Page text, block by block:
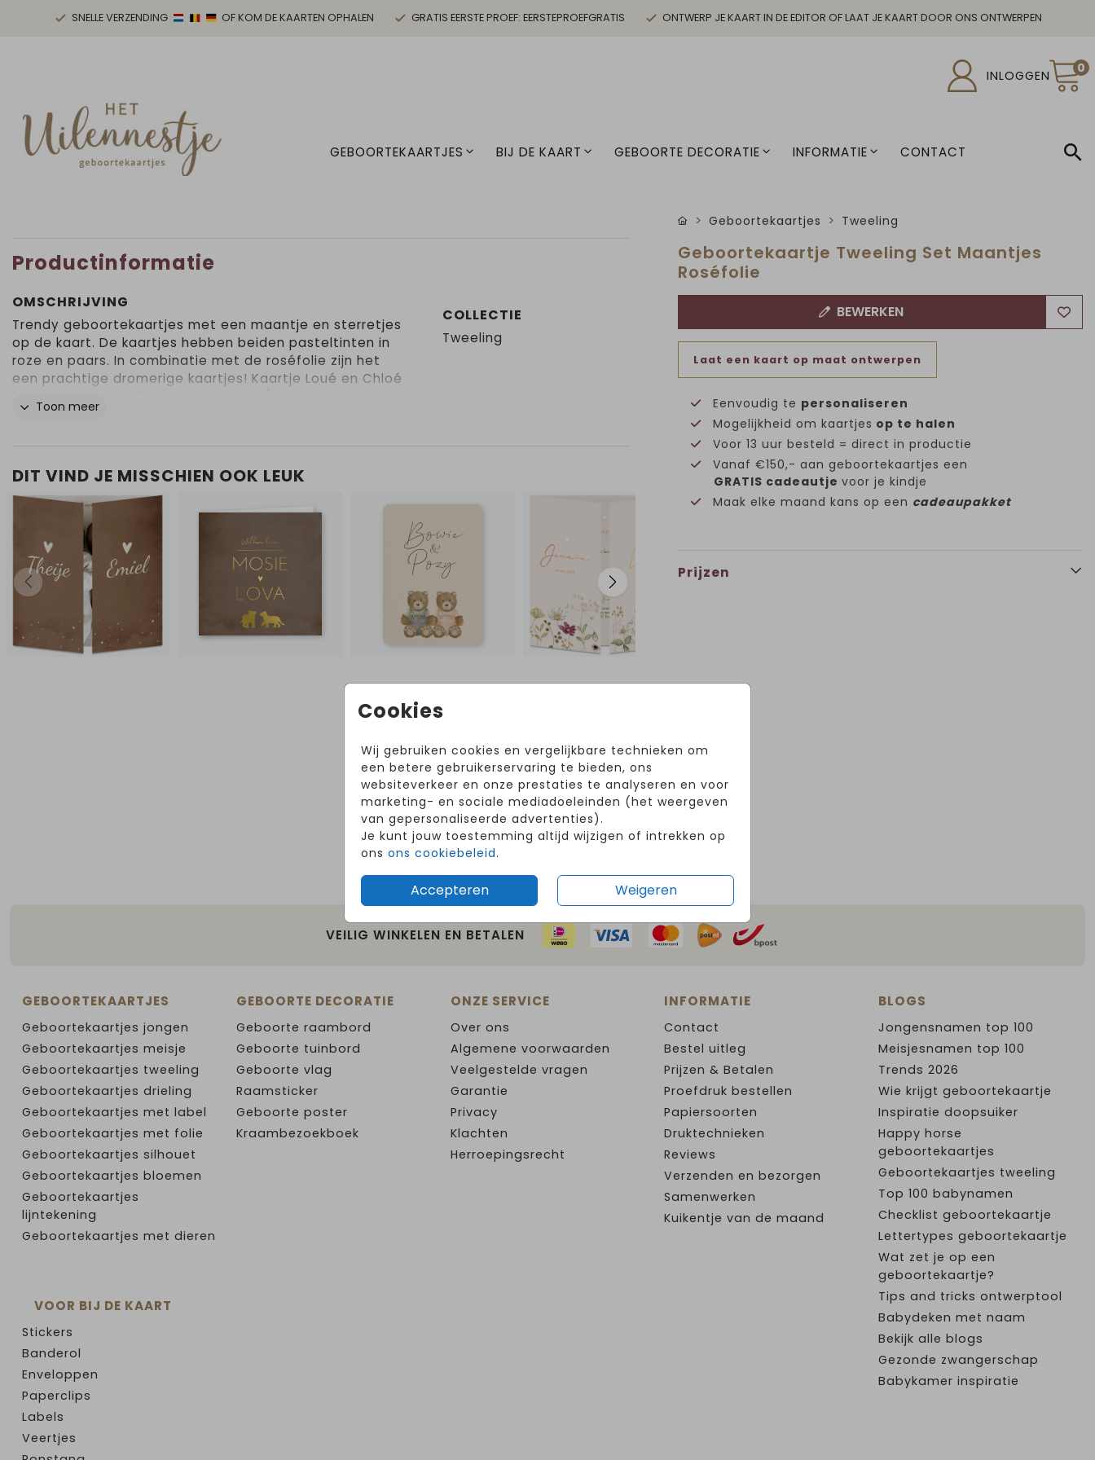
SNELLE VERZENDING OF KOM DE KAARTEN OPHALEN GRATIS EERSTE PROEF: EERSTEPROEFGRATIS ONTWERP JE KAART IN DE EDITOR OF LAAT JE KAART DOOR ONS ONTWERPEN
INLOGGEN 0
GEBOORTEKAARTJES BIJ DE KAART GEBOORTE DECORATIE INFORMATIE CONTACT
Cookies
Wij gebruiken cookies en vergelijkbare technieken om
een betere gebruikerservaring te bieden, ons
websiteverkeer en onze prestaties te analyseren en voor
marketing- en sociale mediadoeleinden (het weergeven
van gepersonaliseerde advertenties).
Je kunt jouw toestemming altijd wijzigen of intrekken op
ons ons cookiebeleid.
Accepteren Weigeren
Productinformatie
OMSCHRIJVING
Trendy geboortekaartjes met een maantje en sterretjes
op de kaart. De kaartjes hebben beiden pasteltinten in
roze en paars. In combinatie met de roséfolie zijn het
een prachtige dromerige kaartjes! Kaartje Loué en Chloé
Maar als je de kaartjes naast elkaar legt, zijn ze weer
Toon meer
COLLECTIE
Tweeling
DIT VIND JE MISSCHIEN OOK LEUK
Geboortekaartjes Tweeling
Geboortekaartje Tweeling Set Maantjes
Roséfolie
BEWERKEN
Laat een kaart op maat ontwerpen
Eenvoudig te personaliseren
Mogelijkheid om kaartjes op te halen
Voor 13 uur besteld = direct in productie
Vanaf €150,- aan geboortekaartjes een
GRATIS cadeautje voor je kindje
Maak elke maand kans op een cadeaupakket
Prijzen
Volg ons op Instagram!
@hetuilennestjegeboortekaartjes
VEILIG WINKELEN EN BETALEN
GEBOORTEKAARTJES
Geboortekaartjes jongen
Geboortekaartjes meisje
Geboortekaartjes tweeling
Geboortekaartjes drieling
Geboortekaartjes met label
Geboortekaartjes met folie
Geboortekaartjes silhouet
Geboortekaartjes bloemen
Geboortekaartjes
lijntekening
Geboortekaartjes met dieren
VOOR BIJ DE KAART
Stickers
Banderol
Enveloppen
Paperclips
Labels
Veertjes
GEBOORTE DECORATIE
Geboorte raambord
Geboorte tuinbord
Geboorte vlag
Raamsticker
Geboorte poster
Kraambezoekboek
ONZE SERVICE
Over ons
Algemene voorwaarden
Veelgestelde vragen
Garantie
Privacy
Klachten
Herroepingsrecht
INFORMATIE
Contact
Bestel uitleg
Prijzen & Betalen
Proefdruk bestellen
Papiersoorten
Druktechnieken
Reviews
Verzenden en bezorgen
Samenwerken
Kuikentje van de maand
BLOGS
Jongensnamen top 100
Meisjesnamen top 100
Trends 2026
Wie krijgt geboortekaartje
Inspiratie doopsuiker
Happy horse
geboortekaartjes
Geboortekaartjes tweeling
Top 100 babynamen
Checklist geboortekaartje
Lettertypes geboortekaartje
Wat zet je op een
geboortekaartje?
Tips and tricks ontwerptool
Babydeken met naam
Bekijk alle blogs
Gezonde zwangerschap
Babykamer inspiratie